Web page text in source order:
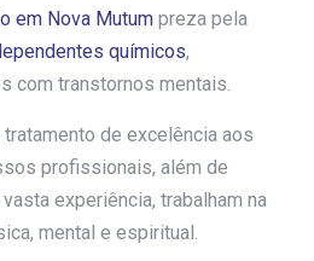
em Nova Mutum preza pela
químicos,
com transtornos mentais.
de excelência aos
profissionais, além de
experiência, trabalham na
mental e espiritual.